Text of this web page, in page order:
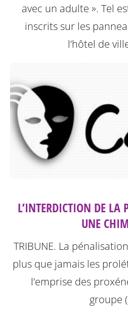
avec un adulte ». Tel
inscrits sur les
l’hôtel de
L’INTERDICTION DE LA
UNE
TRIBUNE. La
plus que jamais les
l’emprise des
groupe